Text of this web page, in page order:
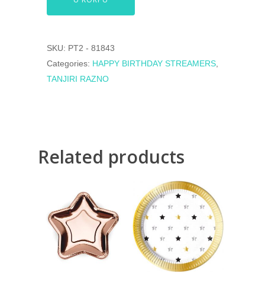
SKU: PT2 - 81843
Categories: HAPPY BIRTHDAY STREAMERS
TANJIRI RAZNO
Related products
250,00RSD
280,00RSD